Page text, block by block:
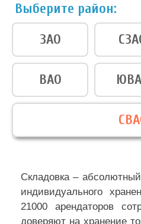
Выберите район:
ЗАО
ВАО
Складовка –
индивидуального
21000 арендаторов
доверяют на хранение